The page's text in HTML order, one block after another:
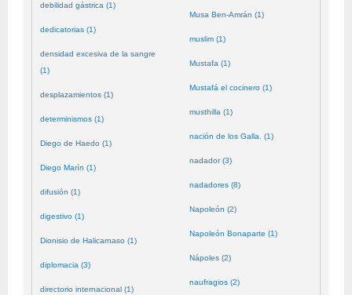
debilidad gástrica (1)
dedicatorias (1)
densidad excesiva de la sangre
(1)
desplazamientos (1)
determinismos (1)
Diego de Haedo (1)
Diego Marín (1)
difusión (1)
digestivo (1)
Dionisio de Halicarnaso (1)
diplomacia (3)
directorio internacional (1)
Musa Ben-Amrán (1)
muslim (1)
Mustafa (1)
Mustafá el cocinero (1)
musthilla (1)
nación de los Galla. (1)
nadador (3)
nadadores (8)
Napoleón (2)
Napoleón Bonaparte (1)
Nápoles (2)
naufragios (2)